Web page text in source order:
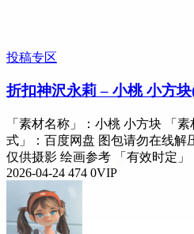
投稿专区
折扣神沢永莉 – 小桃 小方
「素材名称」：小桃 小方块 「
式」：百度网盘 图包请勿在线解
仅供摄影 绘画参考 「有效时定」
2026-04-24 474 0VIP